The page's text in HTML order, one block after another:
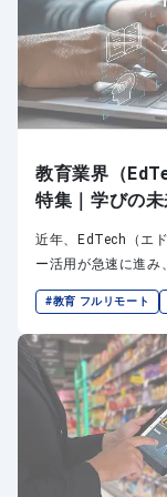
教育業界（
特集｜学びの
近年、EdTech（エ
ー活用が急速に進み
れに伴い、ITエンジ
エンジニアへの需要
#教育 フルリモート